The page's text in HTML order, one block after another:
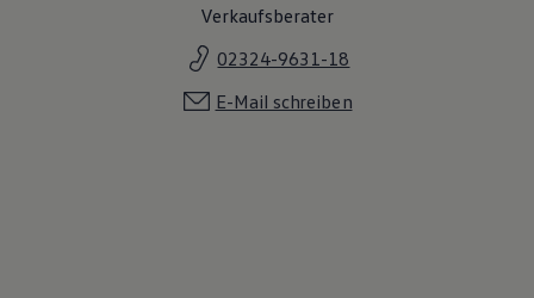
Verkaufsberater
02324-9631-18
E-Mail schreiben